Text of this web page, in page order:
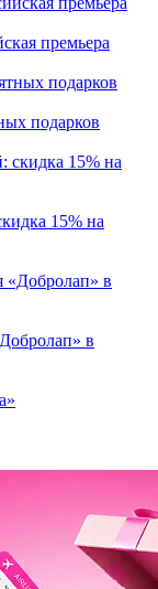
премьера
подарков
15% на
в